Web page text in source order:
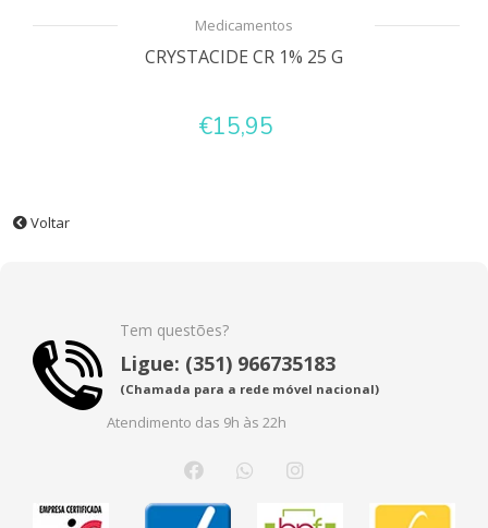
Medicamentos
CRYSTACIDE CR 1% 25 G
€15,95
Voltar
Tem questões?
Ligue: (351) 966735183
(Chamada para a rede móvel nacional)
Atendimento das 9h às 22h